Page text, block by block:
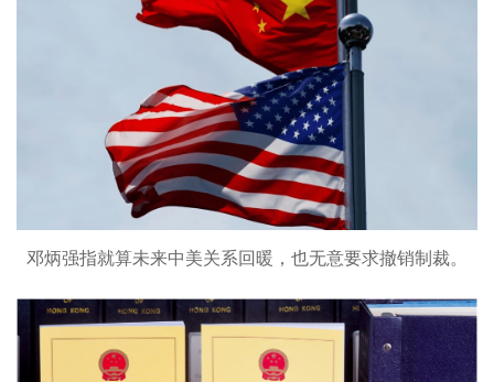
邓炳强指就算未来中美关系回暖，也无意要求撤销制裁。